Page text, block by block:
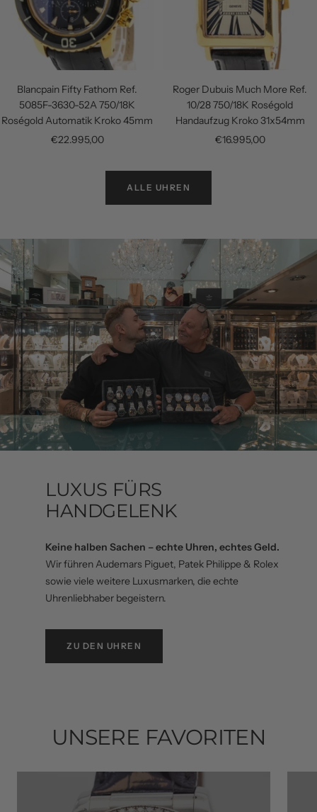
Blancpain Fifty Fathom Ref.
5085F-3630-52A 750/18K
Roségold Automatik Kroko 45mm
Angebotspreis
€22.995,00
Roger Dubuis Much More Ref.
10/28 750/18K Roségold
Handaufzug Kroko 31x54mm
Angebotspreis
€16.995,00
ALLE UHREN
LUXUS FÜRS
HANDGELENK
Keine halben Sachen – echte Uhren, echtes Geld.
Wir führen Audemars Piguet, Patek Philippe & Rolex
sowie viele weitere Luxusmarken, die echte
Uhrenliebhaber begeistern.
ZU DEN UHREN
UNSERE FAVORITEN